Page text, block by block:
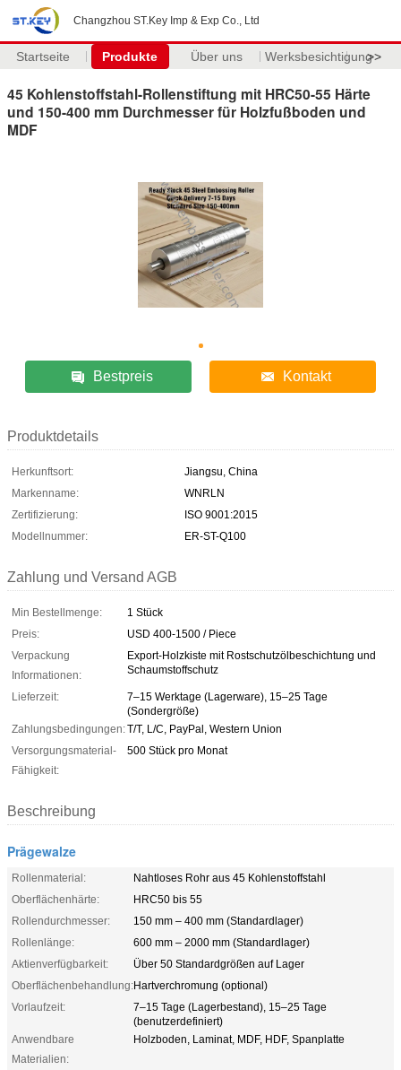
Changzhou ST.Key Imp & Exp Co., Ltd
Startseite Produkte Über uns Werksbesichtigung>>
45 Kohlenstoffstahl-Rollenstiftung mit HRC50-55 Härte
und 150-400 mm Durchmesser für Holzfußboden und
MDF
Bestpreis Kontakt
Produktdetails
Herkunftsort:
Jiangsu, China
Markenname:
WNRLN
Zertifizierung:
ISO 9001:2015
Modellnummer:
ER-ST-Q100
Zahlung und Versand AGB
Min Bestellmenge:
1 Stück
Preis:
USD 400-1500 / Piece
Verpackung
Informationen:
Export-Holzkiste mit Rostschutzölbeschichtung und
Schaumstoffschutz
Lieferzeit:
7–15 Werktage (Lagerware), 15–25 Tage
(Sondergröße)
Zahlungsbedingungen:T/T, L/C, PayPal, Western Union
Versorgungsmaterial-
Fähigkeit:
500 Stück pro Monat
Beschreibung
Prägewalze
Rollenmaterial:
Nahtloses Rohr aus 45 Kohlenstoffstahl
Oberflächenhärte:
HRC50 bis 55
Rollendurchmesser:
150 mm – 400 mm (Standardlager)
Rollenlänge:
600 mm – 2000 mm (Standardlager)
Aktienverfügbarkeit:
Über 50 Standardgrößen auf Lager
Oberflächenbehandlung:Hartverchromung (optional)
Vorlaufzeit:
7–15 Tage (Lagerbestand), 15–25 Tage
(benutzerdefiniert)
Anwendbare
Materialien:
Holzboden, Laminat, MDF, HDF, Spanplatte